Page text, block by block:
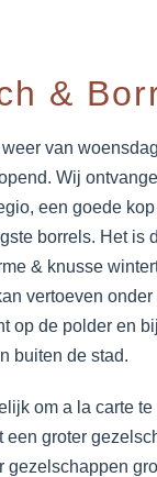
&
van
Wij
een goede
borrels. Het is
& knusse
vertoeven
op de polder en
buiten de stad.
om a la carte
een groter
gezelschappen